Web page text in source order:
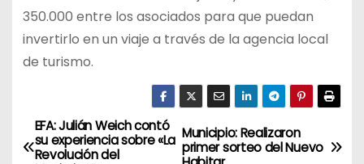
350.000 entre los asociados para que puedan
invertirlo en un viaje a través de la agencia local
de turismo.
N
Municipio: Realizaron
primer sorteo del Nuevo
EFA: Julián Weich contó
su experiencia sobre «La
Revolución del